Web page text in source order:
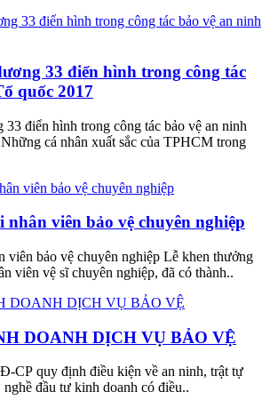
33 điển hình trong công tác
quốc 2017
điển hình trong công tác bảo vệ an ninh
cá nhân xuất sắc của TPHCM trong
viên bảo vệ chuyên nghiệp
viên bảo vệ chuyên nghiệp Lễ khen thưởng
viên vệ sĩ chuyên nghiệp, đã có thành..
DOANH DỊCH VỤ BẢO VỆ
CP quy định điều kiện về an ninh, trật tự
đầu tư kinh doanh có điều..